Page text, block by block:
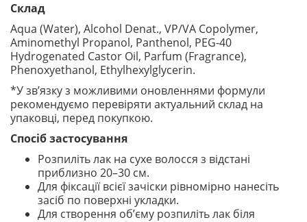
Склад
Aqua (Water), Alcohol Denat., VP/VA Copolymer,
Aminomethyl Propanol, Panthenol, PEG-40
Hydrogenated Castor Oil, Parfum (Fragrance),
Phenoxyethanol, Ethylhexylglycerin.
*У зв’язку з можливими оновленнями формули
рекомендуємо перевіряти актуальний склад на
упаковці, перед покупкою.
Спосіб застосування
Розпиліть лак на сухе волосся з відстані
приблизно 20–30 см.
Для фіксації всієї зачіски рівномірно нанесіть
засіб по поверхні укладки.
Для створення об’єму розпиліть лак біля